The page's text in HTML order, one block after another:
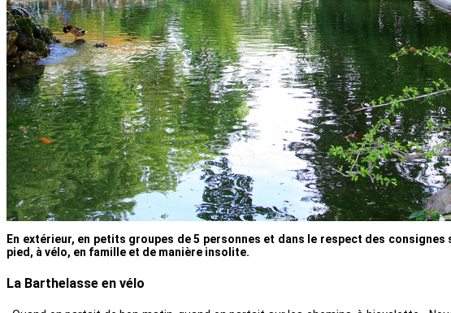
En extérieur, en petits groupes de 5 personnes et dans le respect des
pied, à vélo, en famille et de manière insolite.
La Barthelasse en vélo